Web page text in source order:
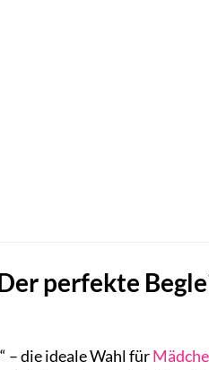
perfekte
– die ideale Wahl für